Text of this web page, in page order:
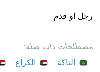
رجل او قدم
مصطلحات ذات صلة:
التاكة
الكراع